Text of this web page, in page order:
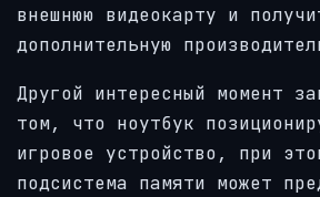
внешнюю видеокарту и
дополнительную
Другой интересный момент
том, что ноутбук
игровое устройство, при
подсистема памяти может